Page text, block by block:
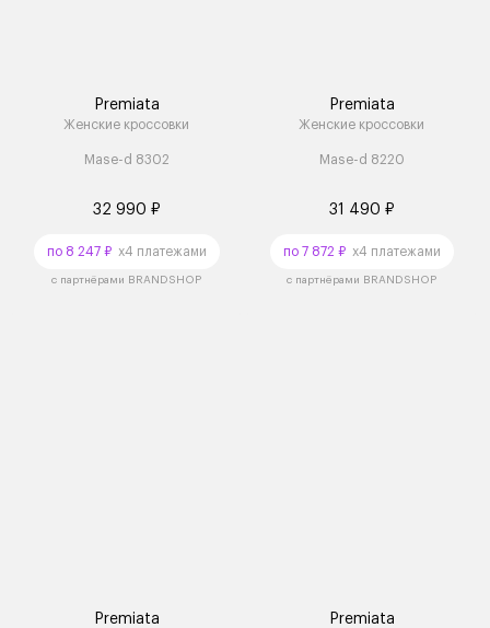
Premiata
Женские кроссовки
Mase-d 8302
32 990 ₽
по 8 247 ₽x4 платежами
с партнёрами BRANDSHOP
Premiata
Женские кроссовки
Mase-d 8220
31 490 ₽
по 7 872 ₽x4 платежами
с партнёрами BRANDSHOP
Premiata Premiata